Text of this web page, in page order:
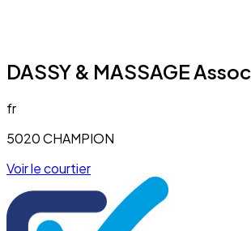
DASSY & MASSAGE
fr
5020 CHAMPION
Voir le courtier